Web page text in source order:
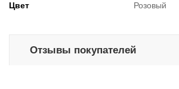
Цвет Розовый
Отзывы покупателей